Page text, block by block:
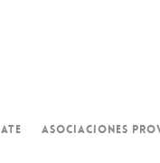
ASOCIACIONES